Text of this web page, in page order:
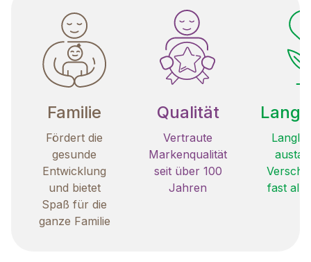
Familie
Fördert die
gesunde
Entwicklung
und bietet
Spaß für die
ganze Familie
Qualität
Vertraute
Markenqualität
seit über 100
Jahren
fast